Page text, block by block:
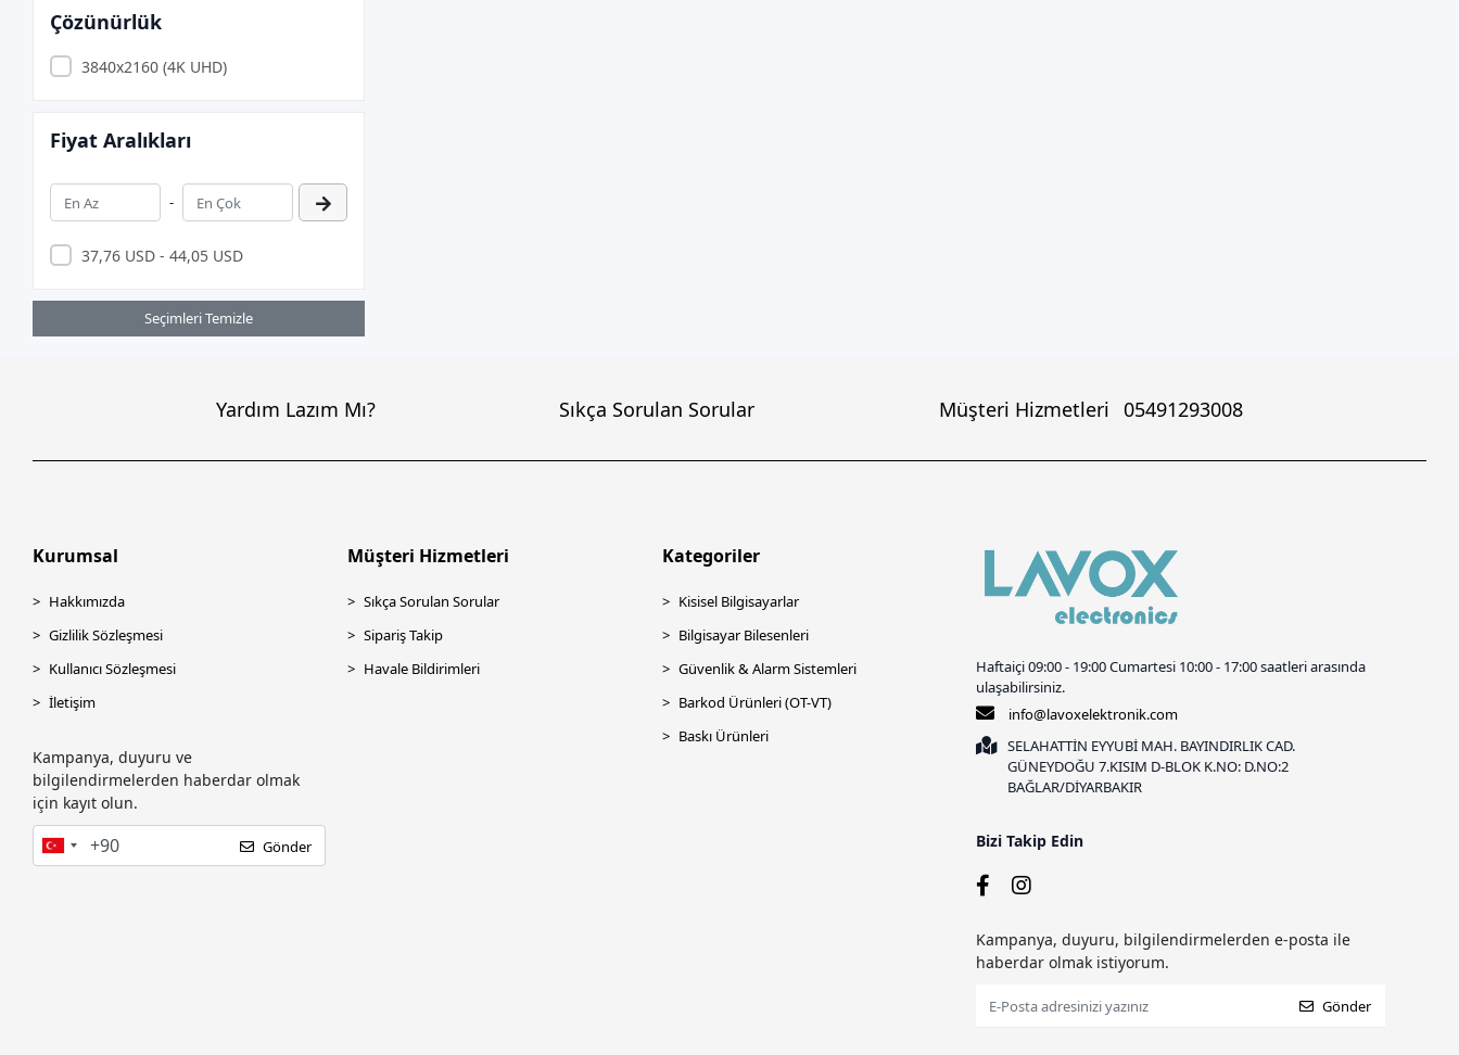
Argox
Asus
ASUS.
AURIS
AXLE
Canon
Codegen
CODEGEN CODMAX
COMPAXE
CORSAIR
CRUCIAL
Dahua
Dark
Datalogic
Çözünürlük
3840x2160 (4K UHD)
Fiyat Aralıkları
-
37,76 USD - 44,05 USD
Seçimleri Temizle
Yardım Lazım Mı? Sıkça Sorulan Sorular Müşteri Hizmetleri 05491293008
Kurumsal
Hakkımızda
Gizlilik Sözleşmesi
Kullanıcı Sözleşmesi
İletişim
Kampanya, duyuru ve
bilgilendirmelerden haberdar olmak
için kayıt olun.
Gönder
Müşteri Hizmetleri
Sıkça Sorulan Sorular
Sipariş Takip
Havale Bildirimleri
Kategoriler
Kisisel Bilgisayarlar
Bilgisayar Bilesenleri
Güvenlik & Alarm Sistemleri
Barkod Ürünleri (OT-VT)
Baskı Ürünleri
Haftaiçi 09:00 - 19:00 Cumartesi 10:00 - 17:00 saatleri arasında
ulaşabilirsiniz.
info@lavoxelektronik.com
SELAHATTİN EYYUBİ MAH. BAYINDIRLIK CAD.
GÜNEYDOĞU 7.KISIM D-BLOK K.NO: D.NO:2
BAĞLAR/DİYARBAKIR
Bizi Takip Edin
Kampanya, duyuru, bilgilendirmelerden e-posta ile
haberdar olmak istiyorum.
Gönder